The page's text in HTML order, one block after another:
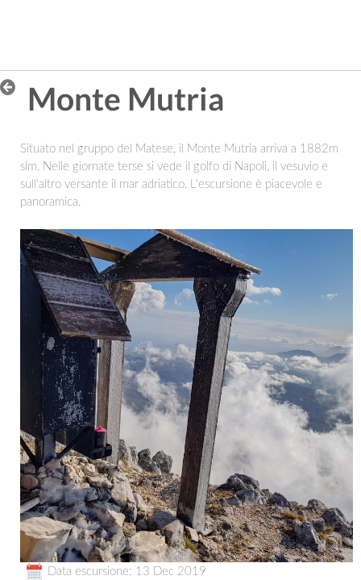
Monte Mutria
Situato nel gruppo del Matese, il Monte Mutria arriva a 1882m
slm. Nelle giornate terse si vede il golfo di Napoli, il vesuvio e
sull'altro versante il mar adriatico. L'escursione è piacevole e
panoramica.
Data escursione: 13 Dec 2019